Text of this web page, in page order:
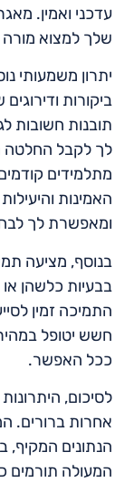
עדכני ואמין.
שלך למצוא
יתרון משמעותי
ביקורות
תובנות חשובות
לך לקבל החלטה
מתלמידים
האמינות
ומאפשרת לך
בנוסף, מציעה
בבעיות כלשהן
התמיכה זמין
חשש יטופל
ככל האפשר.
לסיכום,
אחרות ברורים.
הנתונים המקיף,
המעולה תורמים